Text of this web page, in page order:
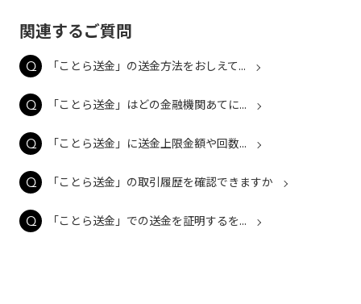
関連するご質問
「ことら送金」の送金方法をおしえて...
「ことら送金」はどの金融機関あてに...
「ことら送金」に送金上限金額や回数...
「ことら送金」の取引履歴を確認できますか
「ことら送金」での送金を証明するを...